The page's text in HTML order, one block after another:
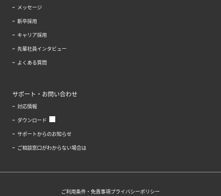
メッセージ
新卒採用
キャリア採用
先輩社員インタビュー
よくある質問
サポート・お問い合わせ
対応情報
ダウンロード
サポートからのお知らせ
ご相談窓口がわからない場合は
ご利用条件・免責事項プライバシーポリシー